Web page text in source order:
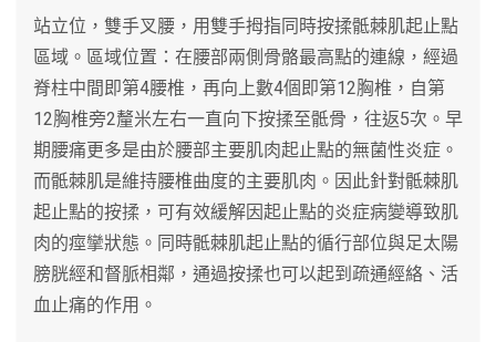
站立位，雙手叉腰，用雙手拇指同時按揉骶棘肌起止點
區域。區域位置：在腰部兩側骨骼最高點的連線，經過
脊柱中間即第4腰椎，再向上數4個即第12胸椎，自第
12胸椎旁2釐米左右一直向下按揉至骶骨，往返5次。早
期腰痛更多是由於腰部主要肌肉起止點的無菌性炎症。
而骶棘肌是維持腰椎曲度的主要肌肉。因此針對骶棘肌
起止點的按揉，可有效緩解因起止點的炎症病變導致肌
肉的痙攣狀態。同時骶棘肌起止點的循行部位與足太陽
膀胱經和督脈相鄰，通過按揉也可以起到疏通經絡、活
血止痛的作用。